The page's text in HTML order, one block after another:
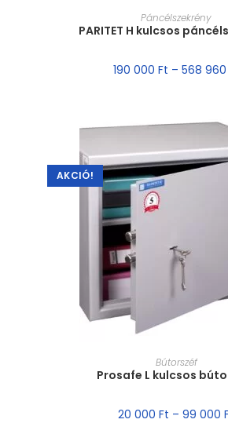
MÉRET VÁLASZTÁSA
Páncélszekrény
PARITET H kulcsos
190 000 Ft – 568 960
AKCIÓ!
MÉRET VÁLASZTÁSA
Bútorszéf
Prosafe L kulcsos
20 000 Ft – 99 000